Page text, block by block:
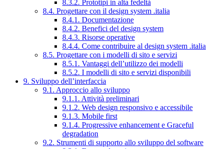
8.3.2. Prototipi in alta fedeltà
8.4. Progettare con il design system .italia
8.4.1. Documentazione
8.4.2. Benefici del design system
8.4.3. Risorse operative
8.4.4. Come contribuire al design system .italia
8.5. Progettare con i modelli di sito e servizi
8.5.1. Vantaggi dell’utilizzo dei modelli
8.5.2. I modelli di sito e servizi disponibili
9. Sviluppo dell’interfaccia
9.1. Approccio allo sviluppo
9.1.1. Attività preliminari
9.1.2. Web design responsivo e accessibile
9.1.3. Mobile first
9.1.4. Progressive enhancement e Graceful
degradation
9.2. Strumenti di supporto allo sviluppo del software